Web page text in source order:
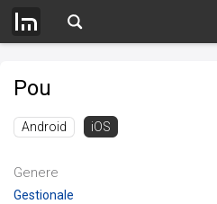
Pou
Android iOS
Genere
Gestionale